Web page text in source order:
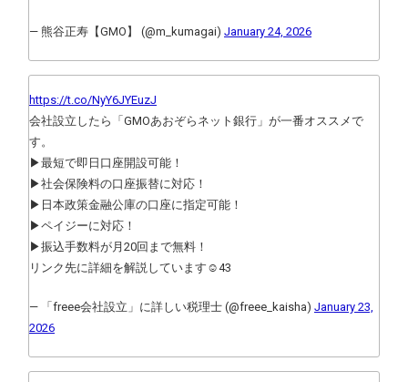
— 熊谷正寿【GMO】 (@m_kumagai) January 24, 2026
https://t.co/NyY6JYEuzJ
会社設立したら「GMOあおぞらネット銀行」が一番オススメで
す。
▶最短で即日口座開設可能！
▶社会保険料の口座振替に対応！
▶日本政策金融公庫の口座に指定可能！
▶ペイジーに対応！
▶振込手数料が月20回まで無料！
リンク先に詳細を解説しています☺43
— 「freee会社設立」に詳しい税理士 (@freee_kaisha) January 23,
2026